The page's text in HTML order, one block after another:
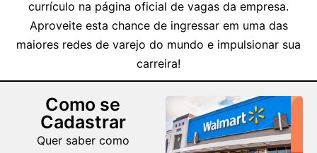
currículo na página oficial de vagas da empresa.
Aproveite esta chance de ingressar em uma das
maiores redes de varejo do mundo e impulsionar sua
carreira!
Como se
Cadastrar
Quer saber como